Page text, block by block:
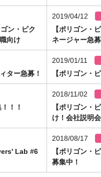
ン・ピク
向け
2019/04/12
【ポリゴン・
ネージャー急募
ター急募！
2019/01/11
【ポリゴン・
！！
2018/11/02
【ポリゴン・
け！会社説明会
Lab #6
2018/08/17
【ポリゴン・
募集中！